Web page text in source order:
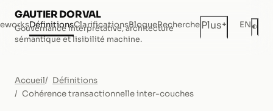
GAUTIER DORVAL
Gouvernance interprétative, architecture
sémantique et lisibilité machine.
DéfinitionsClarificationsBlogueRecherchePlus+ EN◐
Accueil
Définitions
Cohérence transactionnelle inter-couches